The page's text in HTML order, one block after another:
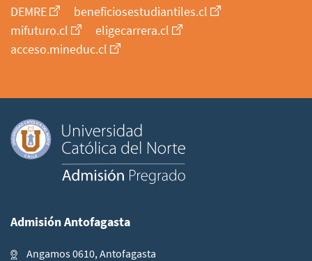
DEMRE
beneficiosestudiantiles.cl
mifuturo.cl
eligecarrera.cl
acceso.mineduc.cl
Admisión Antofagasta
Angamos 0610, Antofagasta